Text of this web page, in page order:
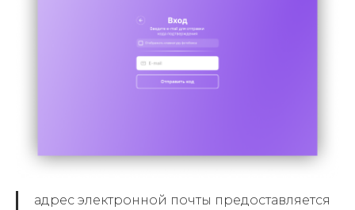
адрес электронной почты предоставляется